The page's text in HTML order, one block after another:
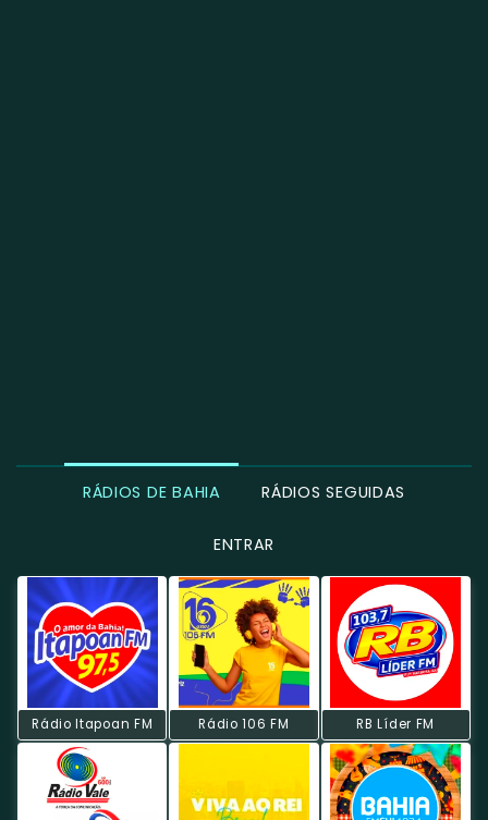
RÁDIOS DE BAHIA RÁDIOS SEGUIDAS
ENTRAR
Rádio Itapoan FM Rádio 106 FM RB Líder FM